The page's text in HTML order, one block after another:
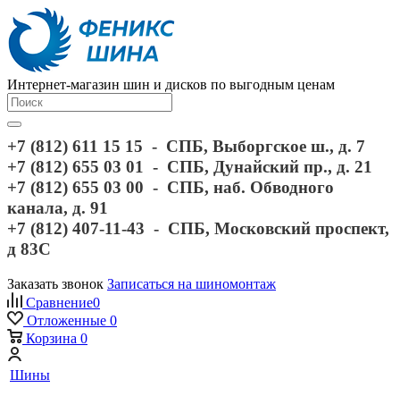
Интернет-магазин шин и дисков по выгодным ценам
+7 (812) 611 15 15 - СПБ, Выборгское ш., д. 7
+7 (812) 655 03 01 - СПБ, Дунайский пр., д. 21
+7 (812) 655 03 00 - СПБ, наб. Обводного
канала, д. 91
+7 (812) 407-11-43 - СПБ, Московский проспект,
д 83С
Заказать звонок Записаться на шиномонтаж
Сравнение0
Отложенные 0
Корзина 0
Шины